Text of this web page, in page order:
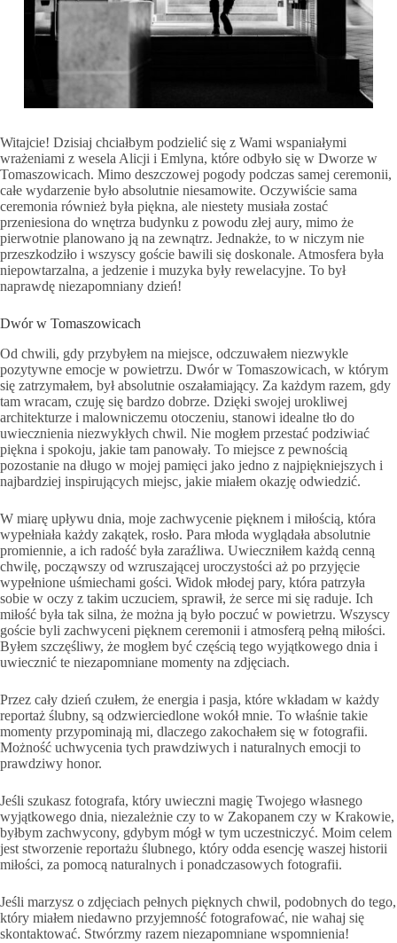
Witajcie! Dzisiaj chciałbym podzielić się z Wami wspaniałymi
wrażeniami z wesela Alicji i Emlyna, które odbyło się w Dworze w
Tomaszowicach. Mimo deszczowej pogody podczas samej ceremonii,
całe wydarzenie było absolutnie niesamowite. Oczywiście sama
ceremonia również była piękna, ale niestety musiała zostać
przeniesiona do wnętrza budynku z powodu złej aury, mimo że
pierwotnie planowano ją na zewnątrz. Jednakże, to w niczym nie
przeszkodziło i wszyscy goście bawili się doskonale. Atmosfera była
niepowtarzalna, a jedzenie i muzyka były rewelacyjne. To był
naprawdę niezapomniany dzień!
Dwór w Tomaszowicach
Od chwili, gdy przybyłem na miejsce, odczuwałem niezwykle
pozytywne emocje w powietrzu. Dwór w Tomaszowicach, w którym
się zatrzymałem, był absolutnie oszałamiający. Za każdym razem, gdy
tam wracam, czuję się bardzo dobrze. Dzięki swojej urokliwej
architekturze i malowniczemu otoczeniu, stanowi idealne tło do
uwiecznienia niezwykłych chwil. Nie mogłem przestać podziwiać
piękna i spokoju, jakie tam panowały. To miejsce z pewnością
pozostanie na długo w mojej pamięci jako jedno z najpiękniejszych i
najbardziej inspirujących miejsc, jakie miałem okazję odwiedzić.
W miarę upływu dnia, moje zachwycenie pięknem i miłością, która
wypełniała każdy zakątek, rosło. Para młoda wyglądała absolutnie
promiennie, a ich radość była zaraźliwa. Uwieczniłem każdą cenną
chwilę, począwszy od wzruszającej uroczystości aż po przyjęcie
wypełnione uśmiechami gości. Widok młodej pary, która patrzyła
sobie w oczy z takim uczuciem, sprawił, że serce mi się raduje. Ich
miłość była tak silna, że można ją było poczuć w powietrzu. Wszyscy
goście byli zachwyceni pięknem ceremonii i atmosferą pełną miłości.
Byłem szczęśliwy, że mogłem być częścią tego wyjątkowego dnia i
uwiecznić te niezapomniane momenty na zdjęciach.
Przez cały dzień czułem, że energia i pasja, które wkładam w każdy
reportaż ślubny, są odzwierciedlone wokół mnie. To właśnie takie
momenty przypominają mi, dlaczego zakochałem się w fotografii.
Możność uchwycenia tych prawdziwych i naturalnych emocji to
prawdziwy honor.
Jeśli szukasz fotografa, który uwieczni magię Twojego własnego
wyjątkowego dnia, niezależnie czy to w Zakopanem czy w Krakowie,
byłbym zachwycony, gdybym mógł w tym uczestniczyć. Moim celem
jest stworzenie reportażu ślubnego, który odda esencję waszej historii
miłości, za pomocą naturalnych i ponadczasowych fotografii.
Jeśli marzysz o zdjęciach pełnych pięknych chwil, podobnych do tego,
który miałem niedawno przyjemność fotografować, nie wahaj się
skontaktować. Stwórzmy razem niezapomniane wspomnienia!